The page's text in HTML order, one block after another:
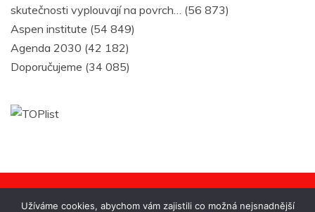
skutečnosti vyplouvají na povrch…
(56 873)
Aspen institute (54 849)
Agenda 2030 (42 182)
Doporučujeme (34 085)
Copyright SLOVANKA - texty volně k převzetí s
Užíváme cookies, abychom vám zajistili co možná nejsnadnější